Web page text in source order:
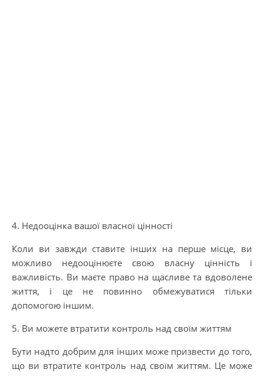
4. Недооцінка вашої власної цінності
Коли ви завжди ставите інших на перше місце, ви
можливо недооцінюєте свою власну цінність і
важливість. Ви маєте право на щасливе та вдоволене
життя, і це не повинно обмежуватися тільки
допомогою іншим.
5. Ви можете втратити контроль над своїм життям
Бути надто добрим для інших може призвести до того,
що ви втратите контроль над своїм життям. Це може